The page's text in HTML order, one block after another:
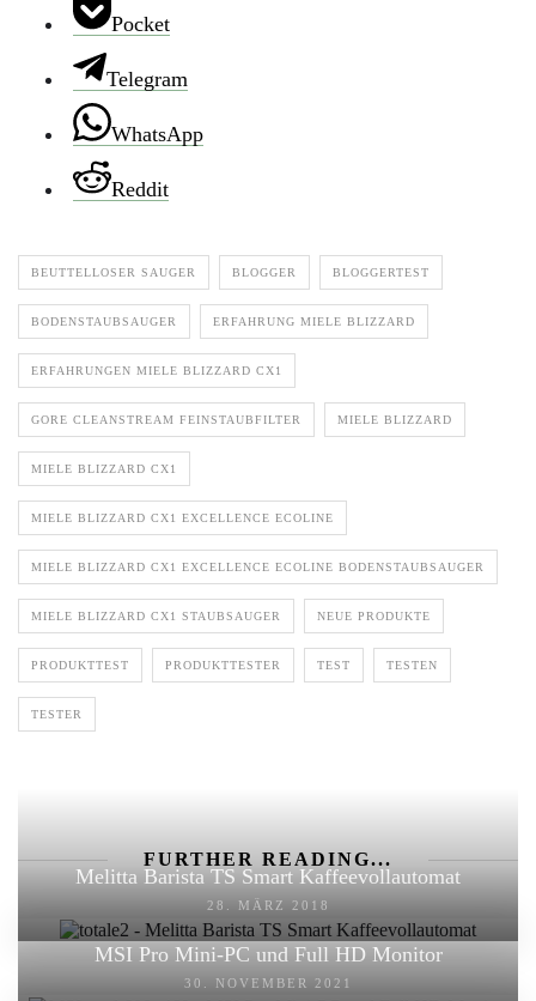
Pocket
Telegram
WhatsApp
Reddit
BEUTTELLOSER SAUGER BLOGGER BLOGGERTEST
BODENSTAUBSAUGER ERFAHRUNG MIELE BLIZZARD
ERFAHRUNGEN MIELE BLIZZARD CX1
GORE CLEANSTREAM FEINSTAUBFILTER MIELE BLIZZARD
MIELE BLIZZARD CX1
MIELE BLIZZARD CX1 EXCELLENCE ECOLINE
MIELE BLIZZARD CX1 EXCELLENCE ECOLINE BODENSTAUBSAUGER
MIELE BLIZZARD CX1 STAUBSAUGER NEUE PRODUKTE
PRODUKTTEST PRODUKTTESTER TEST TESTEN
TESTER
FURTHER READING...
Melitta Barista TS Smart Kaffeevollautomat
28. MÄRZ 2018
MSI Pro Mini-PC und Full HD Monitor
30. NOVEMBER 2021